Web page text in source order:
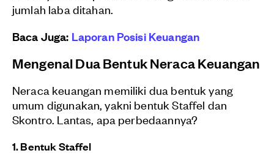
jumlah laba ditahan.
Baca Juga: Laporan Posisi Keuangan
Mengenal Dua Bentuk Neraca Keuangan
Neraca keuangan memiliki dua bentuk yang
umum digunakan, yakni bentuk Staffel dan
Skontro. Lantas, apa perbedaannya?
1. Bentuk Staffel